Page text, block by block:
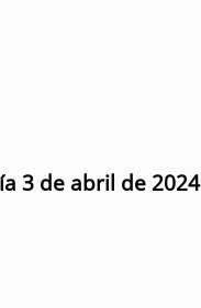
3 de abril de 2024